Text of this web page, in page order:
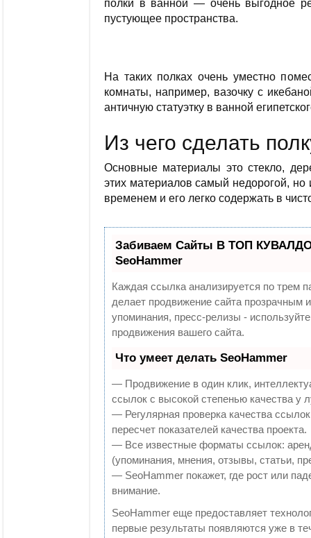
полки в ванной — очень выгодное
пустующее пространства.
На таких полках очень уместно
комнаты, например, вазочку с
античную статуэтку в ванной
Из чего сделать
Основные материалы это стекло,
этих материалов самый недорогой, но
временем и его легко содержать в
Забиваем Сайты В ТОП
SeoHammer
Каждая ссылка анализируется по трем
делает продвижение сайта прозрачным
упоминания, пресс-релизы -
продвижения вашего сайта.
Что умеет делать SeoHammer
— Продвижение в один клик,
ссылок с высокой степенью качества у
— Регулярная проверка качества
пересчет показателей качества проекта.
— Все известные форматы ссылок:
(упоминания, мнения, отзывы, статьи,
— SeoHammer покажет, где рост или
внимание.
SeoHammer еще предоставляет
первые результаты появляются уже в